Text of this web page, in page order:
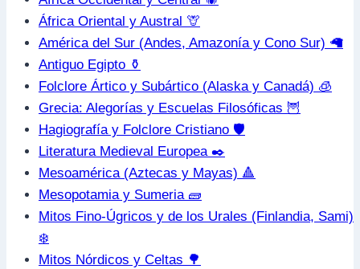
África Oriental y Austral 🦒
América del Sur (Andes, Amazonía y Cono Sur) 🦙
Antiguo Egipto ⚱️
Folclore Ártico y Subártico (Alaska y Canadá) 🧊
Grecia: Alegorías y Escuelas Filosóficas 🦉
Hagiografía y Folclore Cristiano 🛡️
Literatura Medieval Europea ✒️
Mesoamérica (Aztecas y Mayas) 🔺
Mesopotamia y Sumeria 🧱
Mitos Fino-Úgricos y de los Urales (Finlandia, Sami)
❄️
Mitos Nórdicos y Celtas 🌳